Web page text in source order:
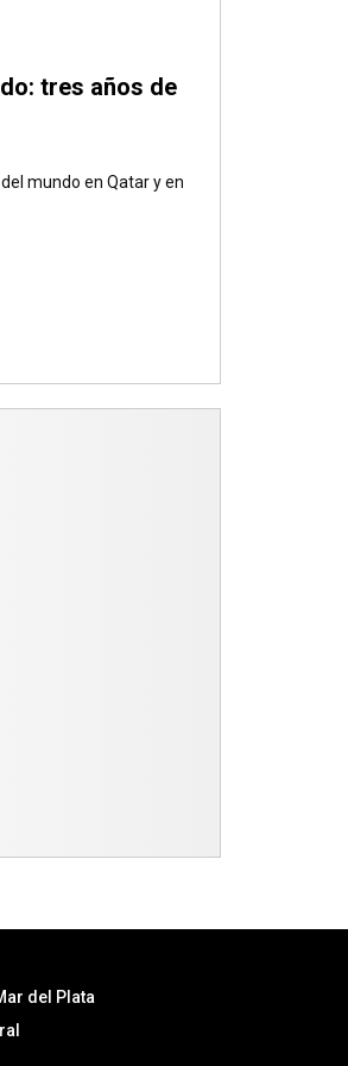
tres años de
mundo en Qatar y en
del Plata